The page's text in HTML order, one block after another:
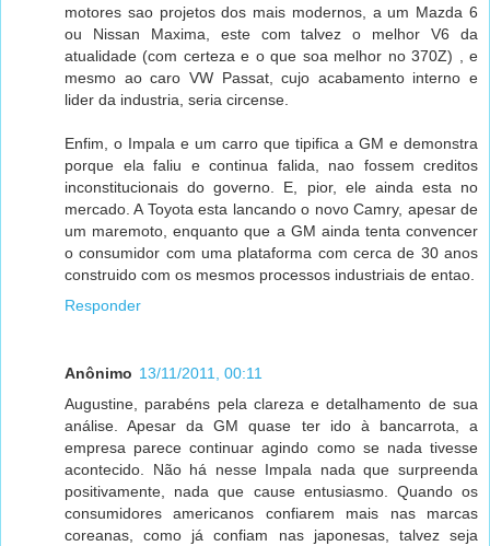
motores sao projetos dos mais modernos, a um Mazda 6
ou Nissan Maxima, este com talvez o melhor V6 da
atualidade (com certeza e o que soa melhor no 370Z) , e
mesmo ao caro VW Passat, cujo acabamento interno e
lider da industria, seria circense.
Enfim, o Impala e um carro que tipifica a GM e demonstra
porque ela faliu e continua falida, nao fossem creditos
inconstitucionais do governo. E, pior, ele ainda esta no
mercado. A Toyota esta lancando o novo Camry, apesar de
um maremoto, enquanto que a GM ainda tenta convencer
o consumidor com uma plataforma com cerca de 30 anos
construido com os mesmos processos industriais de entao.
Responder
Anônimo 13/11/2011, 00:11
Augustine, parabéns pela clareza e detalhamento de sua
análise. Apesar da GM quase ter ido à bancarrota, a
empresa parece continuar agindo como se nada tivesse
acontecido. Não há nesse Impala nada que surpreenda
positivamente, nada que cause entusiasmo. Quando os
consumidores americanos confiarem mais nas marcas
coreanas, como já confiam nas japonesas, talvez seja